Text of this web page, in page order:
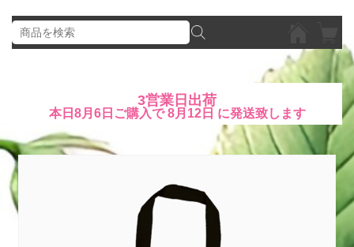
3営業日出荷
本日 8月6日 ご購入で8月12日 に発送致します